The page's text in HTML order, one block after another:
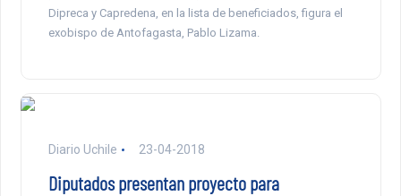
Dipreca y Capredena, en la lista de beneficiados, figura el
exobispo de Antofagasta, Pablo Lizama.
Diario Uchile 23-04-2018
Diputados presentan proyecto para